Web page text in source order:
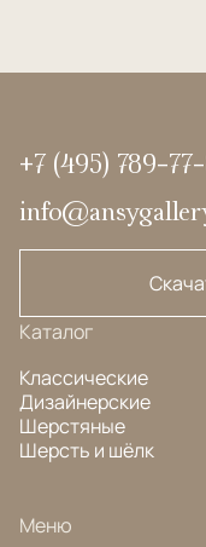
+7 (495) 789-
Каталог
Классические
Дизайнерские
Шерстяные
Шерсть и шёлк
Меню